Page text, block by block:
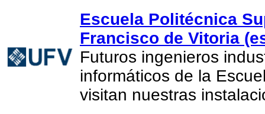
Escuela Politécnica
Francisco de Vitoria
Futuros ingenieros
informáticos de la
visitan nuestras